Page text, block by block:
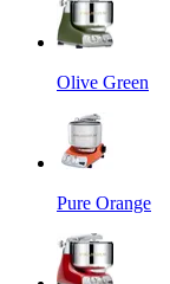
Olive Green
Pure Orange